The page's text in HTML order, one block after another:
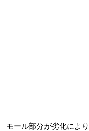
モール部分が劣化によ